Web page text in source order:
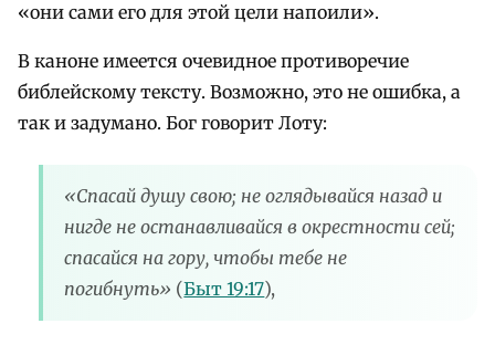
«они сами его для этой цели напоили».
В каноне имеется очевидное противоречие
библейскому тексту. Возможно, это не ошибка, а
так и задумано. Бог говорит Лоту:
«Спасай душу свою; не оглядывайся назад и
нигде не останавливайся в окрестности сей;
спасайся на гору, чтобы тебе не
погибнуть» (Быт 19:17),